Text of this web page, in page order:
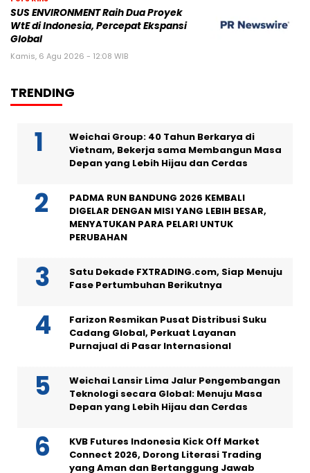
SUS ENVIRONMENT Raih Dua Proyek
WtE di Indonesia, Percepat Ekspansi
Global
Kamis, 6 Agu 2026 - 12:08 WIB
TRENDING
Weichai Group: 40 Tahun Berkarya di
Vietnam, Bekerja sama Membangun Masa
Depan yang Lebih Hijau dan Cerdas
PADMA RUN BANDUNG 2026 KEMBALI
DIGELAR DENGAN MISI YANG LEBIH BESAR,
MENYATUKAN PARA PELARI UNTUK
PERUBAHAN
Satu Dekade FXTRADING.com, Siap Menuju
Fase Pertumbuhan Berikutnya
Farizon Resmikan Pusat Distribusi Suku
Cadang Global, Perkuat Layanan
Purnajual di Pasar Internasional
Weichai Lansir Lima Jalur Pengembangan
Teknologi secara Global: Menuju Masa
Depan yang Lebih Hijau dan Cerdas
KVB Futures Indonesia Kick Off Market
Connect 2026, Dorong Literasi Trading
yang Aman dan Bertanggung Jawab